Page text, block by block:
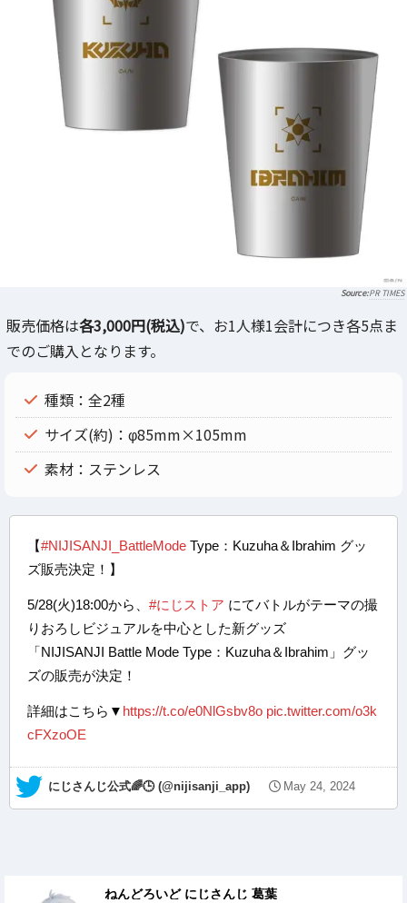
PR TIMES
販売価格は各3,000円(税込)で、お1人様1会計につき各5点ま
でのご購入となります。
種類：全2種
サイズ(約)：φ85mm×105mm
素材：ステンレス
【#NIJISANJI_BattleMode Type：Kuzuha＆Ibrahim グッ
ズ販売決定！】
5/28(火)18:00から、 #にじストア にてバトルがテーマの撮
りおろしビジュアルを中心とした新グッズ
「NIJISANJI Battle Mode Type：Kuzuha＆Ibrahim」グッ
ズの販売が決定！
詳細はこちら▼ https://t.co/e0NlGsbv8o pic.twitter.com/o3k
cFXzoOE
— にじさんじ公式🌈🕒 (@nijisanji_app) May 24, 2024
ねんどろいど にじさんじ 葛葉